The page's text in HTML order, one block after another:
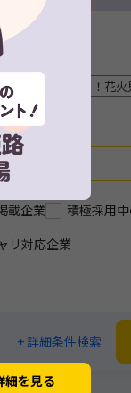
！
うわっ！花
載企業 積極採用
リ対応企業
+ 詳細条件検索
細を見る